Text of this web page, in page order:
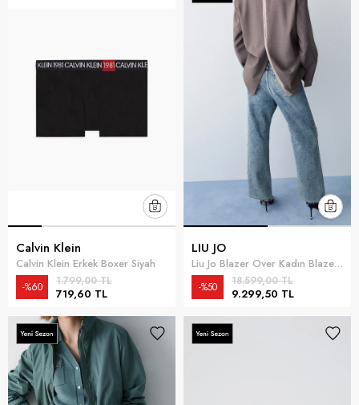
Calvin Klein
Calvin Klein Erkek Boxer Siyah
719,60 TL
1.799,00 TL
%60
LIU JO
Liu Jo Blazer Over Kadın Blazer Ceket Çok Renkli
9.299,50 TL
18.599,00 TL
%50